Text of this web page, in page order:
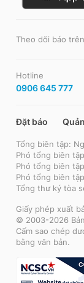
Theo dõi báo trên
Hotline
0906 645 777
Đặt báo
Tổng biên tập:
Phó tổng biên
Phó tổng biên
Phó tổng biên
Tổng thư ký tòa
Giấy phép xuất
© 2003-2026
Cấm sao chép
bằng văn bản.